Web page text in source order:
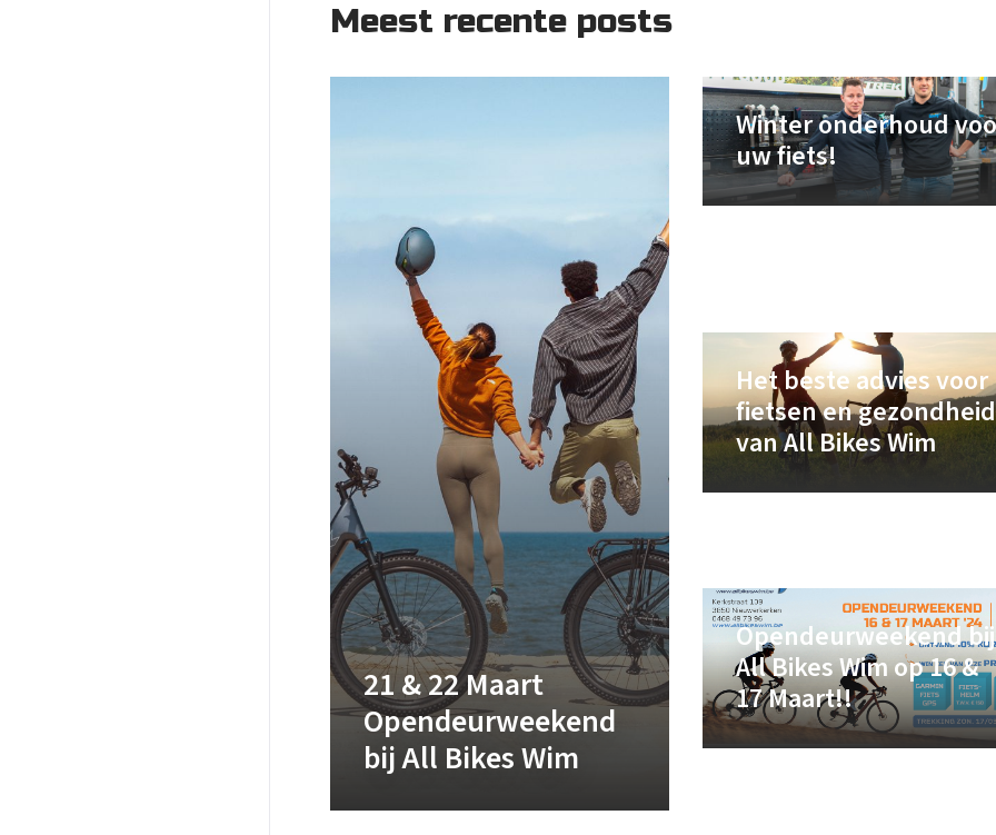
Meest recente posts
21 & 22 Maart
Opendeurweekend
bij All Bikes Wim
Winter onderhoud
uw fiets!
Het beste advies voor
fietsen en gezondheid
van All Bikes Wim
Opendeurweekend bij
All Bikes Wim op 16 &
17 Maart!!